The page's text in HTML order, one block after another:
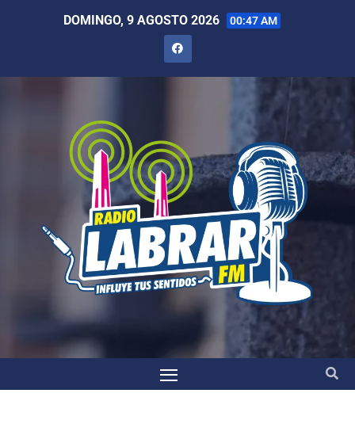
DOMINGO, 9 AGOSTO 2026 00:47 AM